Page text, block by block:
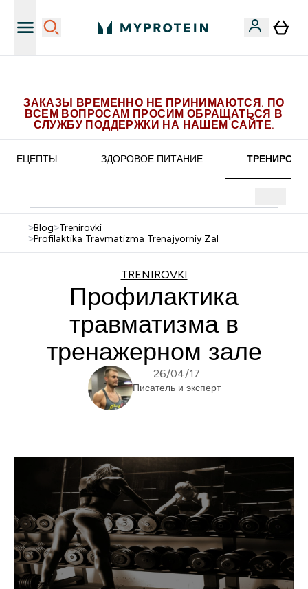
ЗАКАЗЫ ВРЕМЕННО НЕ ПРИНИМАЮТСЯ. ПО
ВСЕМ ВОПРОСАМ ПРОСИМ ОБРАЩАТЬСЯ В
СЛУЖБУ ПОДДЕРЖКИ НА НАШЕМ САЙТЕ.
РЕЦЕПТЫ ЗДОРОВОЕ ПИТАНИЕ
>Blog>Trenirovki
>Profilaktika Travmatizma Trenajyorniy Zal
TRENIROVKI
Профилактика
травматизма в
тренажерном зале
26/04/17
Писатель и эксперт